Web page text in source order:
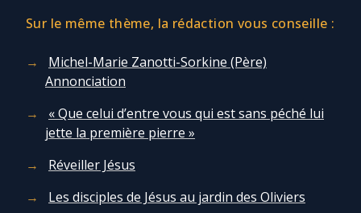
Sur le même thème, la rédaction vous conseille :
Michel-Marie Zanotti-Sorkine (Père)
Annonciation
« Que celui d’entre vous qui est sans péché lui
jette la première pierre »
Réveiller Jésus
Les disciples de Jésus au jardin des Oliviers